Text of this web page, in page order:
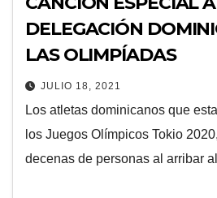
DELEGACIÓN
LAS OLIMPÍADAS
JULIO 18, 2021
Los atletas dominicanos que
los Juegos Olímpicos Tokio
decenas de personas al arribar